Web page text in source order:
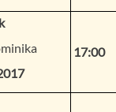
17:00